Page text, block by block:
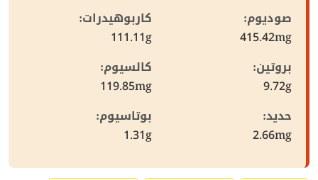
صوديوم:
415.42mg
كاربوهيدرات:
111.11g
بروتين:
9.72g
كالسيوم:
119.85mg
حديد:
2.66mg
بوتاسيوم:
1.31g